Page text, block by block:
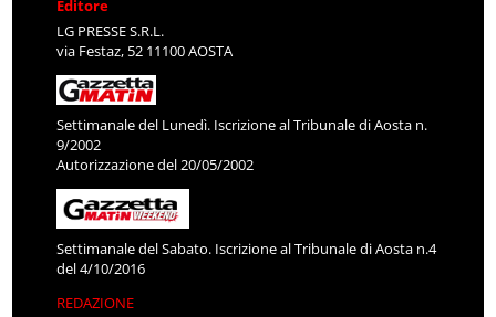
Editore
LG PRESSE S.R.L.
via Festaz, 52 11100 AOSTA
Settimanale del Lunedì. Iscrizione al Tribunale di Aosta n.
9/2002
Autorizzazione del 20/05/2002
Settimanale del Sabato. Iscrizione al Tribunale di Aosta n.4
del 4/10/2016
REDAZIONE